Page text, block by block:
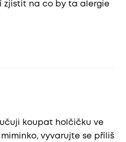
zjistit na co by ta alergie
koupat holčičku ve
vyvarujte se příliš